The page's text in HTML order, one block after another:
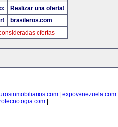
Realizar una oferta!
brasileros.com
ofertas
| expovenezuela.com|
|